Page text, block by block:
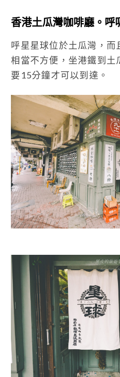
香港土瓜灣咖啡廳。呼
呼星星球位於土瓜灣，而
相當不方便，坐港鐵到土
要15分鐘才可以到達。